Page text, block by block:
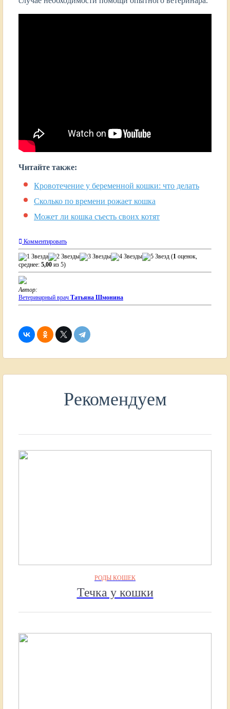
Читайте также:
Кровотечение у беременной кошки: что делать
Сколько по времени рожает кошка
Может ли кошка съесть своих котят
Комментировать
(1 оценок,
среднее: 5,00 из 5)
Автор:
Ветеринарный врач Татьяна Шмонина
Рекомендуем
РОДЫ КОШЕК
Течка у кошки